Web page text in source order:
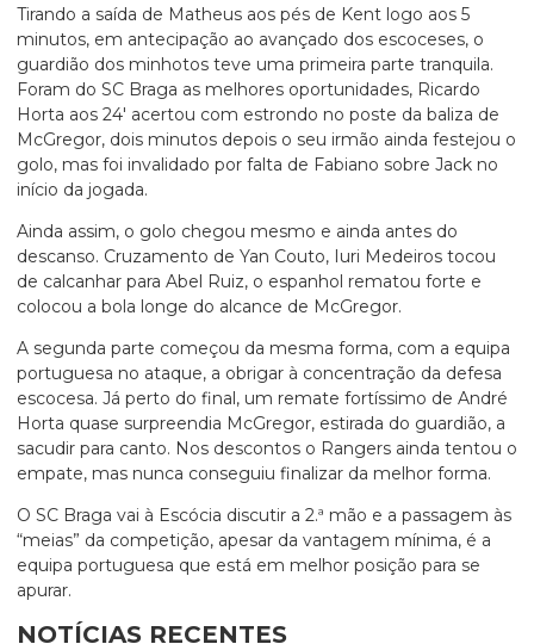
Tirando a saída de Matheus aos pés de Kent logo aos 5
minutos, em antecipação ao avançado dos escoceses, o
guardião dos minhotos teve uma primeira parte tranquila.
Foram do SC Braga as melhores oportunidades, Ricardo
Horta aos 24′ acertou com estrondo no poste da baliza de
McGregor, dois minutos depois o seu irmão ainda festejou o
golo, mas foi invalidado por falta de Fabiano sobre Jack no
início da jogada.
Ainda assim, o golo chegou mesmo e ainda antes do
descanso. Cruzamento de Yan Couto, Iuri Medeiros tocou
de calcanhar para Abel Ruiz, o espanhol rematou forte e
colocou a bola longe do alcance de McGregor.
A segunda parte começou da mesma forma, com a equipa
portuguesa no ataque, a obrigar à concentração da defesa
escocesa. Já perto do final, um remate fortíssimo de André
Horta quase surpreendia McGregor, estirada do guardião, a
sacudir para canto. Nos descontos o Rangers ainda tentou o
empate, mas nunca conseguiu finalizar da melhor forma.
O SC Braga vai à Escócia discutir a 2.ª mão e a passagem às
“meias” da competição, apesar da vantagem mínima, é a
equipa portuguesa que está em melhor posição para se
apurar.
NOTÍCIAS RECENTES